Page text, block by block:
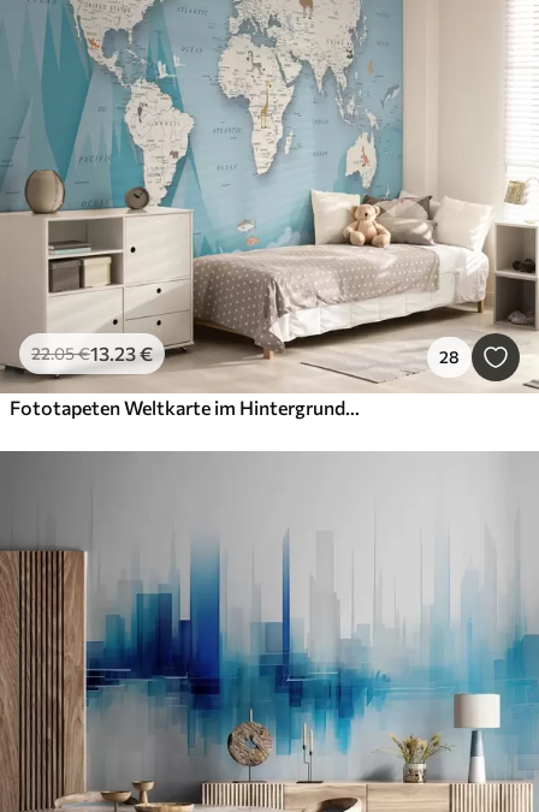
22.05€13.23€ 28
Fototapeten Weltkarte im Hintergrund der Berge